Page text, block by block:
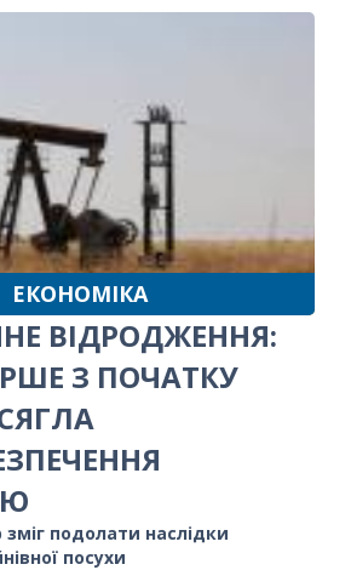
ЕКОНОМІКА
ВІДРОДЖЕННЯ:
З ПОЧАТКУ
подолати наслідки
посухи